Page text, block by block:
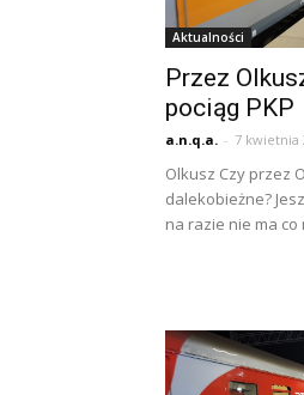
Aktualności
Przez
pociąg PKP
a.n.q.a. - 7 kwietnia
Olkusz Czy przez
dalekobieżne?
na razie nie ma co